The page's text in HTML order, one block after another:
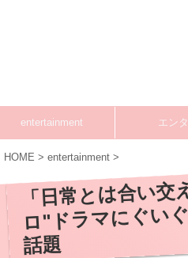
entertainment エン
HOME > entertainment >
「日常とは合い
ロ"ドラマにぐい
話題